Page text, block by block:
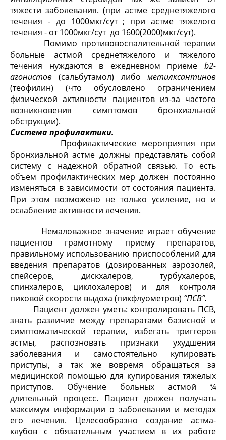
тяжести заболевания. (при астме среднетяжелого
течения - до 1000мкг/сут ; при астме тяжелого
течения - от 1000мкг/сутдо 1600(2000)мкг/сут).
Помимо противовоспалительной терапии
больные астмой среднетяжелого и тяжелого
течения нуждаются в ежедневном приеме b2-
агонистов (сальбутамол) либо метилксантинов
(теофилин) (что обусловлено ограничением
физической активности пациентов из-за частого
возникновения симптомов бронхиальной
обструкции).
Система профилактики.
Профилактические мероприятия при
бронхиальной астме должны представлять собой
систему с надежной обратной связью. То есть
объем профилактических мер должен постоянно
изменяться в зависимости от состояния пациента.
При этом возможено не только усиление, но и
ослабление активности лечения.
Немаловажное значение играет обучение
пациентов грамотному приему препаратов,
правильному использованию приспособлений для
введения препаратов (дозированных аэрозолей,
спейсеров, дискхалеров, турбухалеров,
спинхалеров, циклохалеров) и для контроля
пиковой скорости выдоха (пикфлуометров) “ПСВ”.
Пациент должен уметь: контролировать ПСВ,
знать различие между препаратами базисной и
симптоматической терапии, избегать триггеров
астмы, распозновать признаки ухудшения
заболевания и самостоятельно купировать
приступы, а так же вовремя обращаться за
медицинской помощью для купирования тяжелых
приступов. Обучение больных астмой ¾
длительный процесс. Пациент должен получать
максимум информации о заболевании и методах
его лечения. Целесообразно создание астма-
клубов с обязательным участием в их работе